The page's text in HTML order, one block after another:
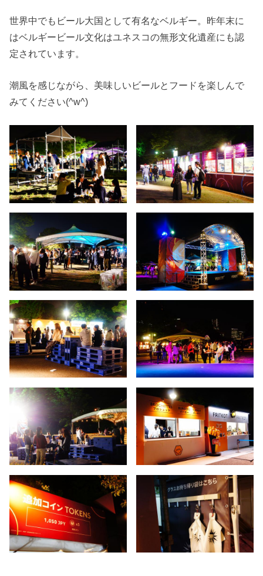
世界中でもビール大国として有名なベルギー。昨年末に
はベルギービール文化はユネスコの無形文化遺産にも認
定されています。
潮風を感じながら、美味しいビールとフードを楽しんで
みてください(^w^)